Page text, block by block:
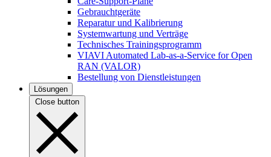
Gebrauchtgeräte
Reparatur und Kalibrierung
Systemwartung und Verträge
Technisches Trainingsprogramm
VIAVI Automated Lab-as-a-Service for Open
RAN (VALOR)
Bestellung von Dienstleistungen
Lösungen
Close button